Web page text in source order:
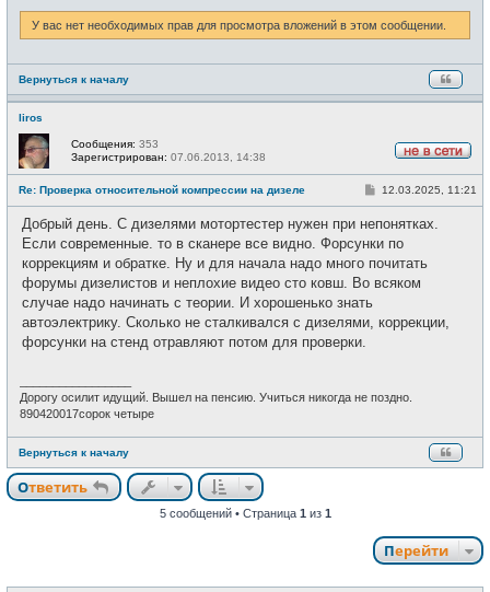
и
е
У вас нет необходимых прав для просмотра вложений в этом сообщении.
Вернуться к началу
liros
е
в
с
Сообщения: 353
Зарегистрирован: 07.06.2013, 14:38
Re: Проверка относительной компрессии на дизеле
С
б
щ
н
и
12.03.2025, 11:21
Добрый день. С дизелями мотортестер нужен при непонятках.
Если современные. то в сканере все видно. Форсунки по
коррекциям и обратке. Ну и для начала надо много почитать
форумы дизелистов и неплохие видео сто ковш. Во всяком
случае надо начинать с теории. И хорошенько знать
автоэлектрику. Сколько не сталкивался с дизелями, коррекции,
форсунки на стенд отравляют потом для проверки.
Дорогу осилит идущий. Вышел на пенсию. Учиться никогда не поздно.
890420017сорок четыре
Вернуться к началу
Ответить
5 сообщений • Страница 1 из 1
Перейти